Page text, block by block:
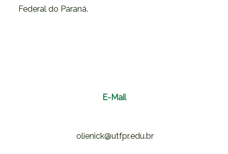
Federal do Paraná.
E-Mail
olienick@utfpr.edu.br